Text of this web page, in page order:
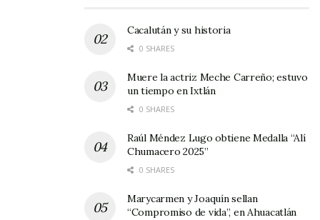
regidurías, llenando de propaganda la ciudad.
Tomando en cuenta las elecciones pasadas, se
estima que han llegado a acumularse hasta 10
partidos políticos se hayan comprometido a
retirarla; esto es hablando de los tres
Cacalután y su historia
0 SHARES
Muere la actriz Meche Carreño; estuvo
un tiempo en Ixtlán
0 SHARES
Raúl Méndez Lugo obtiene Medalla “Alí
Chumacero 2025”
0 SHARES
Marycarmen y Joaquín sellan
“Compromiso de vida”, en Ahuacatlán